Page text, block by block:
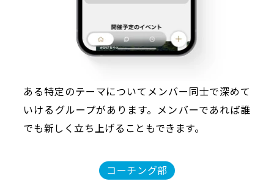
ある特定のテーマについてメンバー同士で深めて
いけるグループがあります。メンバーであれば誰
でも新しく立ち上げることもできます。
コーチング部